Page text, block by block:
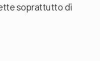
soprattutto di